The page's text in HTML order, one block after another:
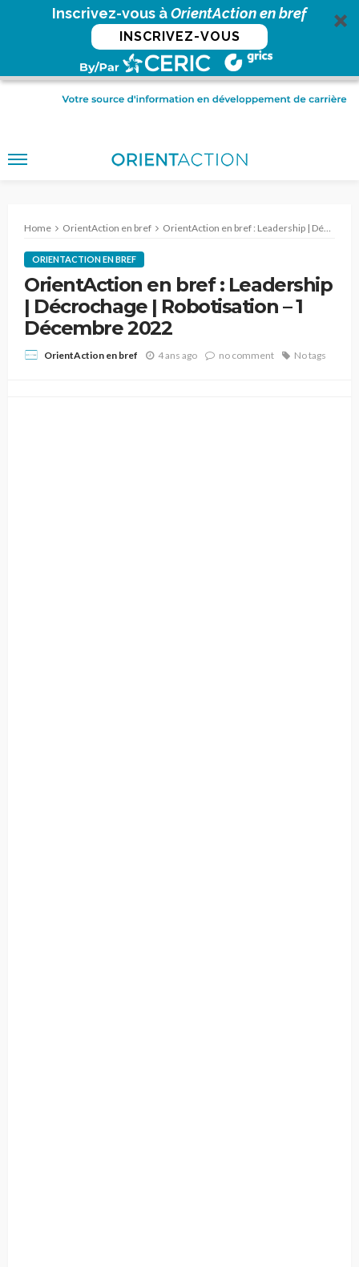
Inscrivez-vous àOrientAction en bref
INSCRIVEZ-VOUS
Home OrientAction en bref OrientAction en bref : Leadership | Décrochage | Robotisation – 1 Décembre 2022
ORIENTACTION EN BREF
OrientAction en bref : Leadership
| Décrochage | Robotisation – 1
Décembre 2022
OrientAction en bref 4 ans ago no comment No tags